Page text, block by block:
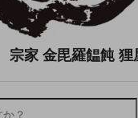
宗家 金毘羅饂飩 狸